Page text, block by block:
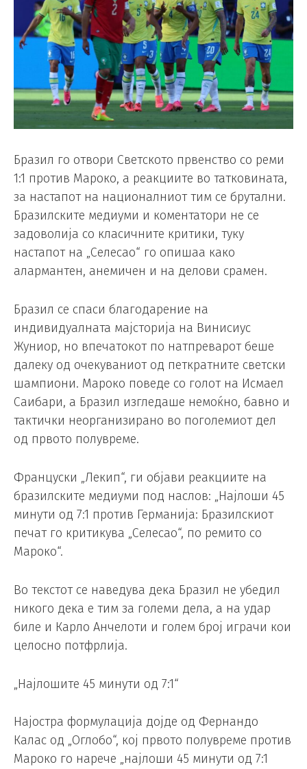
Бразил го отвори Светското првенство со реми
1:1 против Мароко, а реакциите во татковината,
за настапот на националниот тим се брутални.
Бразилските медиуми и коментатори не се
задоволија со класичните критики, туку
настапот на „Селесао“ го опишаа како
алармантен, анемичен и на делови срамен.
Бразил се спаси благодарение на
индивидуалната мајсторија на Винисиус
Жуниор, но впечатокот по натпреварот беше
далеку од очекуваниот од петкратните светски
шампиони. Мароко поведе со голот на Исмаел
Саибари, а Бразил изгледаше немоќно, бавно и
тактички неорганизирано во поголемиот дел
од првото полувреме.
Француски „Лекип“, ги објави реакциите на
бразилските медиуми под наслов: „Најлоши 45
минути од 7:1 против Германија: Бразилскиот
печат го критикува „Селесао“, по ремито со
Мароко“.
Во текстот се наведува дека Бразил не убедил
никого дека е тим за големи дела, а на удар
биле и Карло Анчелоти и голем број играчи кои
целосно потфрлија.
„Најлошите 45 минути од 7:1“
Најостра формулација дојде од Фернандо
Калас од „Оглобо“, кој првото полувреме против
Мароко го нарече „најлоши 45 минути од 7:1